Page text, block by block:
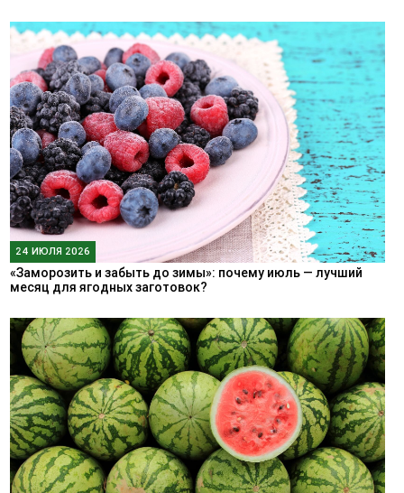
24 ИЮЛЯ 2026
«Заморозить и забыть до зимы»: почему июль — лучший
месяц для ягодных заготовок?